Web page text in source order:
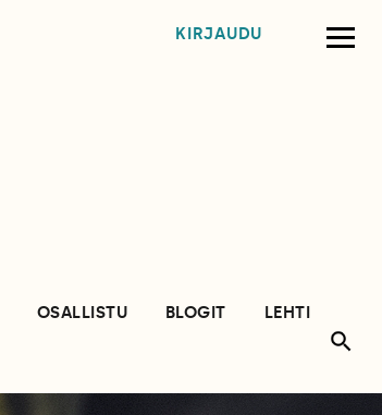
KIRJAUDU
OSALLISTU BLOGIT
LEHTI